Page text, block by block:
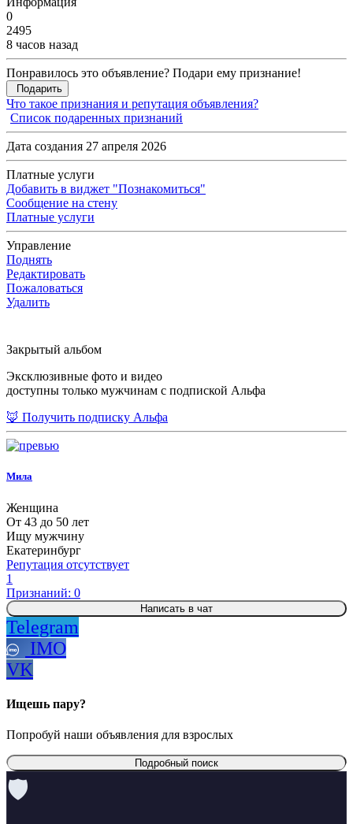
0
2495
8 часов назад
Понравилось это объявление? Подари ему признание!
Подарить
Что такое признания и репутация объявления?
Список подаренных признаний
Дата создания 27 апреля 2026
Платные услуги
Добавить в виджет "Познакомиться"
Сообщение на стену
Платные услуги
Управление
Поднять
Редактировать
Пожаловаться
Удалить
Закрытый альбом
Эксклюзивные фото и видео
доступны только мужчинам с подпиской Альфа
🦊 Получить подписку Альфа
Мила
Женщина
От 43 до 50 лет
Ищу мужчину
Екатеринбург
Репутация отсутствует
1
Признаний: 0
Написать в чат
Telegram
IMO
VK
Ищешь пару?
Попробуй наши объявления для взрослых
Подробный поиск
🛡